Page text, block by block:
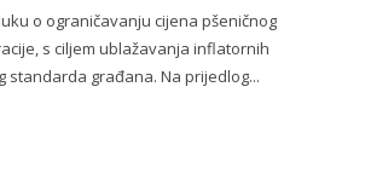
o ograničavanju cijena pšeničnog
s ciljem ublažavanja inflatornih
standarda građana. Na prijedlog...